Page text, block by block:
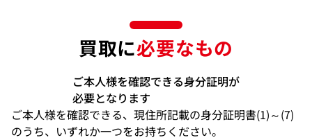
買取に必要なもの
ご本人様を確認できる身分証明が
必要となります
ご本人様を確認できる、現住所記載の身分証明書(1)～(7)
のうち、いずれか一つをお持ちください。